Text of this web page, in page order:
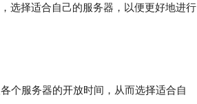
选择适合自己的服务器，以便更好地进行
个服务器的开放时间，从而选择适合自